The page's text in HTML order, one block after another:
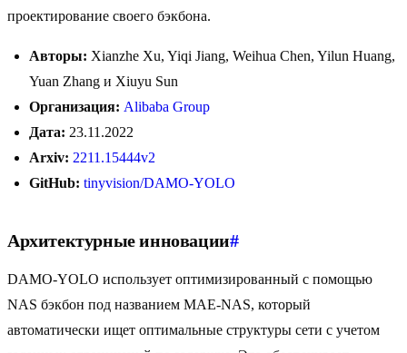
проектирование своего бэкбона.
Авторы: Xianzhe Xu, Yiqi Jiang, Weihua Chen, Yilun Huang,
Yuan Zhang и Xiuyu Sun
Организация: Alibaba Group
Дата: 23.11.2022
Arxiv: 2211.15444v2
GitHub: tinyvision/DAMO-YOLO
Архитектурные инновации#
DAMO-YOLO использует оптимизированный с помощью
NAS бэкбон под названием MAE-NAS, который
автоматически ищет оптимальные структуры сети с учетом